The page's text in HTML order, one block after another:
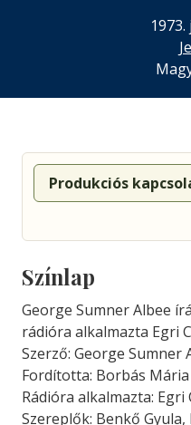
Produkciós
Színlap
George Sumner Albee
rádióra alkalmazta Egri
Szerző: George Sumner
Fordította: Borbás Mária
Rádióra alkalmazta: Egri
Szereplők: Benkő